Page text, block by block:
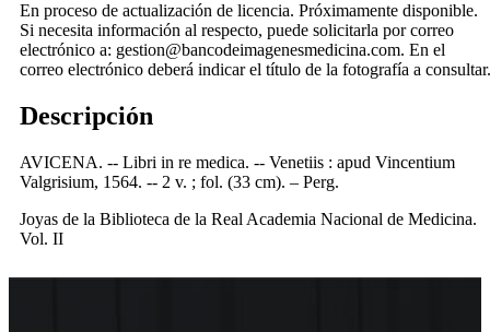
En proceso de actualización de licencia. Próximamente disponible.
Si necesita información al respecto, puede solicitarla por correo
electrónico a: gestion@bancodeimagenesmedicina.com. En el
correo electrónico deberá indicar el título de la fotografía a consultar.
Descripción
AVICENA. -- Libri in re medica. -- Venetiis : apud Vincentium
Valgrisium, 1564. -- 2 v. ; fol. (33 cm). – Perg.
Joyas de la Biblioteca de la Real Academia Nacional de Medicina.
Vol. II